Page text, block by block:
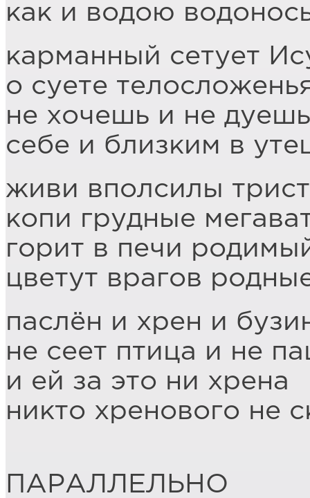
как и водою
карманный сетует
о суете
не хочешь и не
себе и близким в
живи вполсилы
копи грудные
горит в печи
цветут врагов
паслён и хрен и
не сеет птица и не
и ей за это ни хрена
никто хренового не
ПАРАЛЛЕЛЬНО